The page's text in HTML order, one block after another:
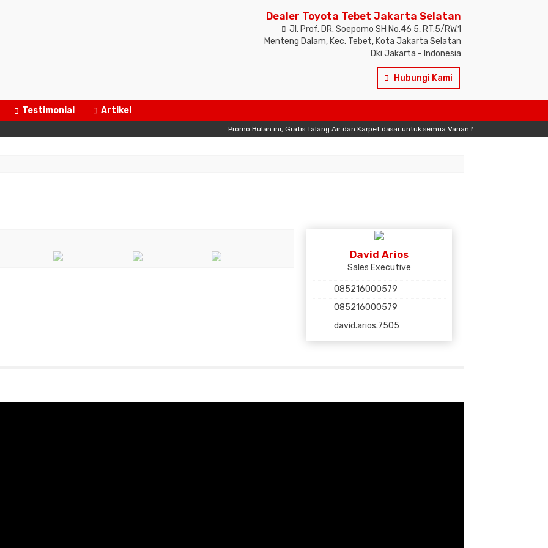
Dealer Toyota Tebet Jakarta Selatan
Jl. Prof. DR. Soepomo SH No.46 5, RT.5/RW.1
Menteng Dalam, Kec. Tebet, Kota Jakarta Selatan
Dki Jakarta - Indonesia
Hubungi Kami
Testimonial Artikel
Promo Bulan ini, Gratis Talang Air dan Karpet dasar untuk semua Varian Mobil Paket Promo Undian
David Arios
Sales Executive
085216000579
085216000579
david.arios.7505